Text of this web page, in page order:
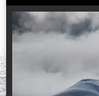
Nuit de la